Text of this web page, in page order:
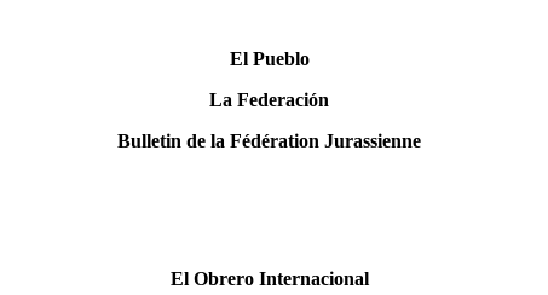
El Pueblo
La Federación
Bulletin de la Fédération Jurassienne
El Obrero Internacional